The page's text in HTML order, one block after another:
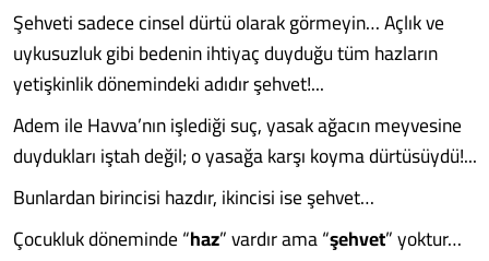
Şehveti sadece cinsel dürtü olarak görmeyin… Açlık ve
uykusuzluk gibi bedenin ihtiyaç duyduğu tüm hazların
yetişkinlik dönemindeki adıdır şehvet!...
Adem ile Havva’nın işlediği suç, yasak ağacın meyvesine
duydukları iştah değil; o yasağa karşı koyma dürtüsüydü!...
Bunlardan birincisi hazdır, ikincisi ise şehvet…
Çocukluk döneminde “haz” vardır ama “şehvet” yoktur…